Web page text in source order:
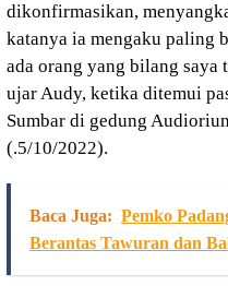
dikonfirmasikan,
katanya ia mengaku paling
ada orang yang bilang saya
ujar Audy, ketika ditemui
Sumbar di gedung
(.5/10/2022).
Baca Juga: Pemko
Berantas Tawuran dan